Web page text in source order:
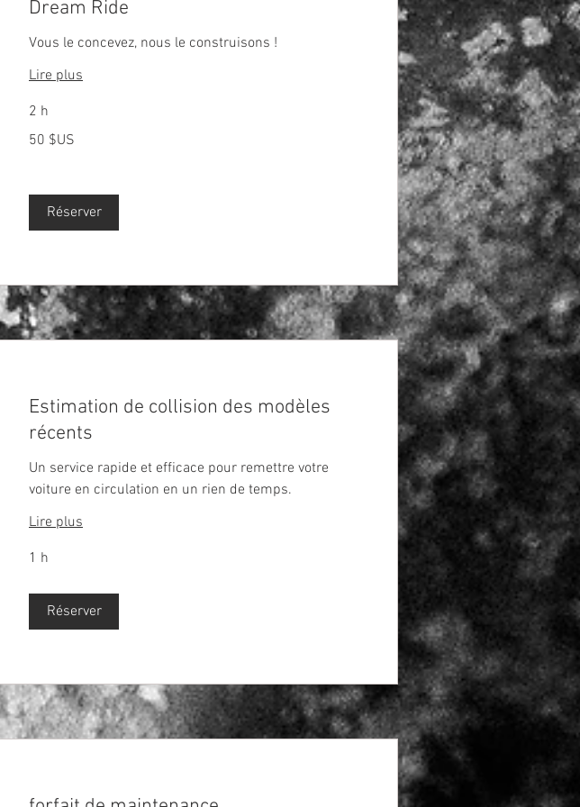
Dream Ride
Vous le concevez, nous le construisons !
Lire plus
2 h
dollars
50 $US
Réserver
Estimation de collision des modèles
récents
Un service rapide et efficace pour remettre votre
voiture en circulation en un rien de temps.
Lire plus
1 h
Réserver